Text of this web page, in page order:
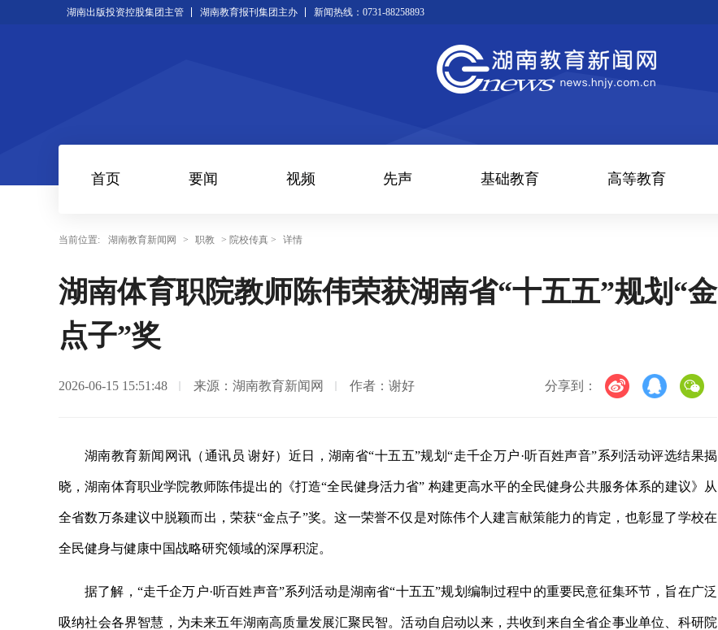
湖南出版投资控股集团主管 湖南教育报刊集团主办 新闻热线：0731-88258893
首页 要闻 视频 先声 基础教育 高等教育
当前位置: 湖南教育新闻网 > 职教 > 院校传真 > 详情
湖南体育职院教师陈伟荣获湖南省“十五五”规划“金
点子”奖
2026-06-15 15:51:48 来源：湖南教育新闻网 作者：谢好 分享到：
湖南教育新闻网讯（通讯员 谢好）近日，湖南省“十五五”规划“走千企万户·听百姓声音”系列活动评选结果揭
晓，湖南体育职业学院教师陈伟提出的《打造“全民健身活力省” 构建更高水平的全民健身公共服务体系的建议》从
全省数万条建议中脱颖而出，荣获“金点子”奖。这一荣誉不仅是对陈伟个人建言献策能力的肯定，也彰显了学校在
全民健身与健康中国战略研究领域的深厚积淀。
据了解，“走千企万户·听百姓声音”系列活动是湖南省“十五五”规划编制过程中的重要民意征集环节，旨在广泛
吸纳社会各界智慧，为未来五年湖南高质量发展汇聚民智。活动自启动以来，共收到来自全省企事业单位、科研院